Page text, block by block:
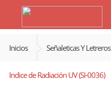
Inicios Señaleticas Y Letreros
Indice de Radiación UV (SI-0036)